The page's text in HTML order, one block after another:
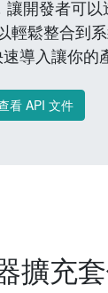
讓開發者可
輕鬆整合到
導入讓你的
看 API 文件
擴充